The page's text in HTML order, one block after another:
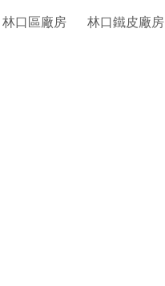
林口區廠房 林口鐵皮廠房